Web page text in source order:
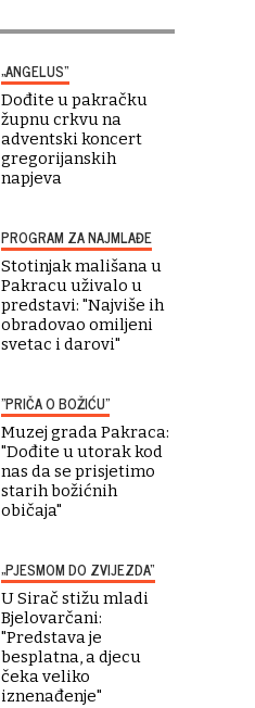
„ANGELUS“
Dođite u pakračku
župnu crkvu na
adventski koncert
gregorijanskih
napjeva
PROGRAM ZA NAJMLAĐE
Stotinjak mališana u
Pakracu uživalo u
predstavi: "Najviše ih
obradovao omiljeni
svetac i darovi"
"PRIČA O BOŽIĆU"
Muzej grada Pakraca:
"Dođite u utorak kod
nas da se prisjetimo
starih božićnih
običaja"
„PJESMOM DO ZVIJEZDA“
U Sirač stižu mladi
Bjelovarčani:
"Predstava je
besplatna, a djecu
čeka veliko
iznenađenje"